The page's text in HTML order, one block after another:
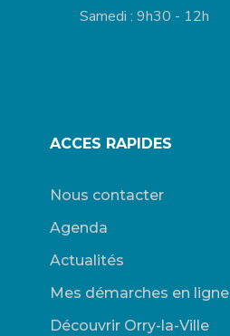
Samedi : 9h30 - 12h
ACCES RAPIDES
Nous contacter
Agenda
Actualités
Mes démarches en ligne
Découvrir Orry-la-Ville